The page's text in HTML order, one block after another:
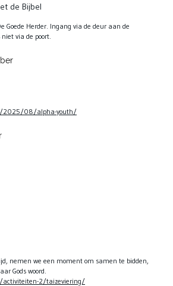
de Bijbel
Goede Herder. Ingang via de deur aan de
via de poort.
2025/08/alpha-youth/
nemen we een moment om samen te bidden,
Gods woord.
2/taizeviering/